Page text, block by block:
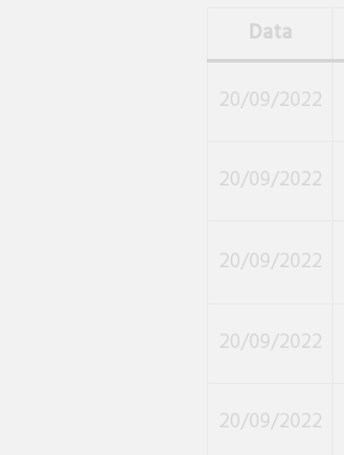
Data
20/09/2022
20/09/2022
20/09/2022
20/09/2022
20/09/2022